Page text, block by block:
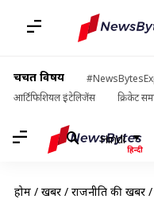
चर्चित विषय
आर्टिफिशियल इंटेलिजेंस
क्रिकेट
Hindi
होम / खबरें / राजनीति की खबरें /